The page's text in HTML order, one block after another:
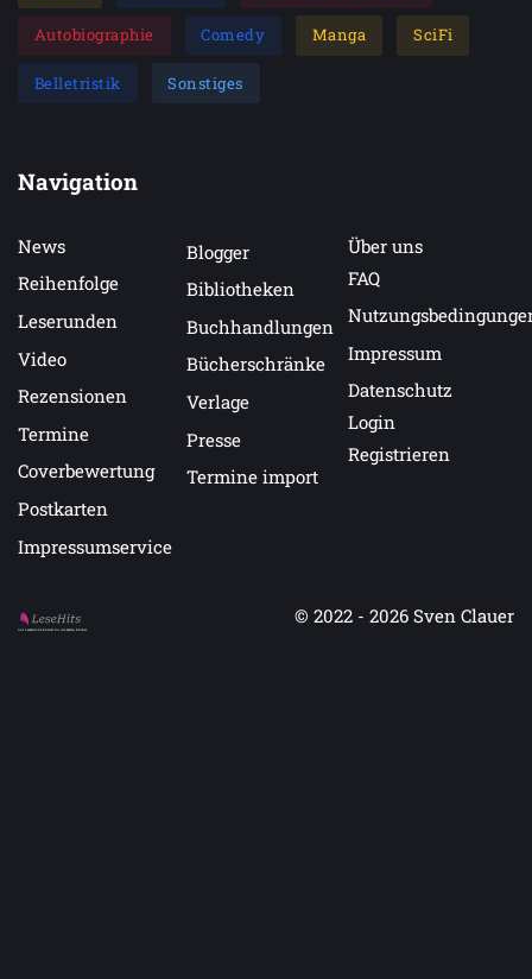
Autobiographie Comedy Manga SciFi
Belletristik Sonstiges
Navigation
News
Reihenfolge
Leserunden
Video
Rezensionen
Termine
Coverbewertung
Postkarten
Impressumservice
Blogger
Bibliotheken
Buchhandlungen
Bücherschränke
Verlage
Presse
Termine import
Über uns
FAQ
Impressum
Datenschutz
Login
Registrieren
Auf LeseHits.de findest Du die besten Bücher.
© 2022 - 2026 Sven Clauer